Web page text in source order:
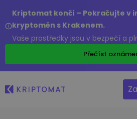
Kriptomat končí – Pokračujte v
kryptoměn s Krakenem.
Vaše prostředky jsou v bezpečí a
Přečíst